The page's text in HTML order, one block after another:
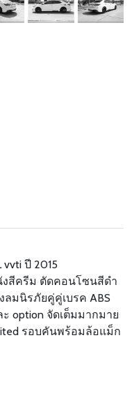
vvti ปี 2015
งสีครีม ตัดคอนโซนสีดำ
มนิรภัยคู่คู่เบรค ABS
option จัดเต็มมากมาย
รอบคันพร้อมล้อแม็ก